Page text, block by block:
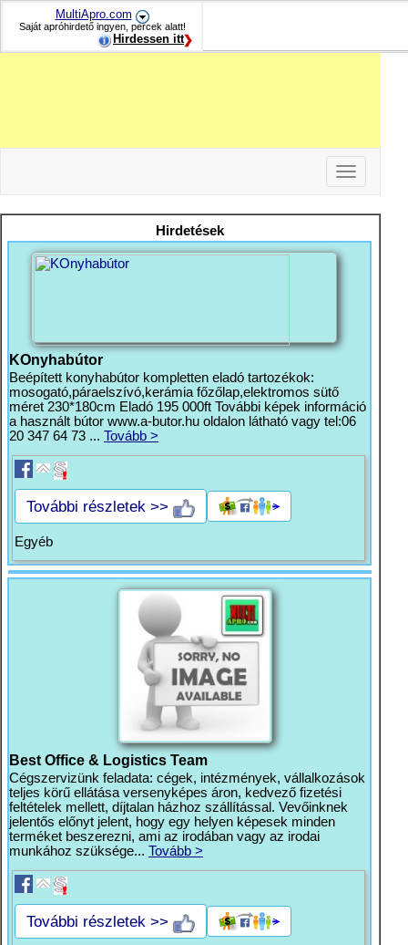
MultiApro.com
Saját apróhirdető ingyen, percek alatt!
Hirdessen itt
Toggle
navigation
-
-
Hirdetések
KOnyhabútor
Beépített konyhabútor kompletten eladó tartozékok:
mosogató,páraelszívó,kerámia főzőlap,elektromos sütő
méret 230*180cm Eladó 195 000ft További képek információ
a használt bútor www.a-butor.hu oldalon látható vagy tel:06
20 347 64 73 ... Tovább >
További részletek >>
Egyéb
Best Office & Logistics Team
Cégszervizünk feladata: cégek, intézmények, vállalkozások
teljes körű ellátása versenyképes áron, kedvező fizetési
feltételek mellett, díjtalan házhoz szállítással. Vevőinknek
jelentős előnyt jelent, hogy egy helyen képesek minden
terméket beszerezni, ami az irodában vagy az irodai
munkához szüksége... Tovább >
További részletek >>